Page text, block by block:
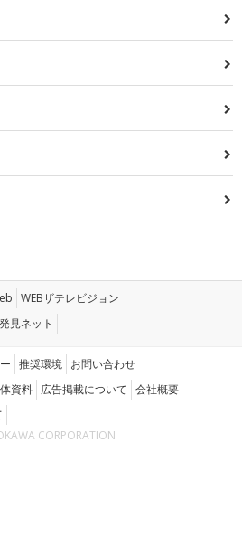
WEBザテレビジョン
見ネット
推奨環境 お問い合わせ
資料 広告掲載について 会社概要
CORPORATION